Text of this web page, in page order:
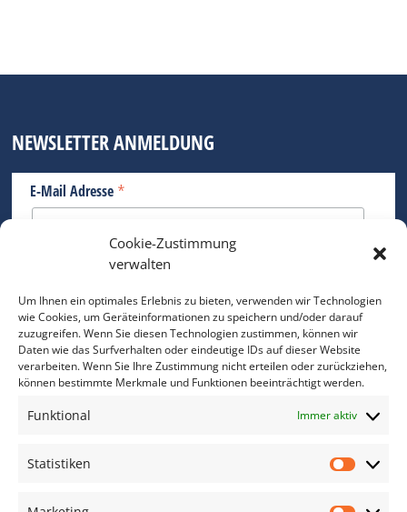
Cookie-Zustimmung
verwalten
Um Ihnen ein optimales Erlebnis zu bieten, verwenden wir Technologien
wie Cookies, um Geräteinformationen zu speichern und/oder darauf
zuzugreifen. Wenn Sie diesen Technologien zustimmen, können wir
Daten wie das Surfverhalten oder eindeutige IDs auf dieser Website
verarbeiten. Wenn Sie Ihre Zustimmung nicht erteilen oder zurückziehen,
können bestimmte Merkmale und Funktionen beeinträchtigt werden.
Funktional Immer aktiv
Statistiken
NEWSLETTER ANMELDUNG
E-Mail Adresse *
Bitte geben Sie Ihre E-Mail Adresse ein.
*